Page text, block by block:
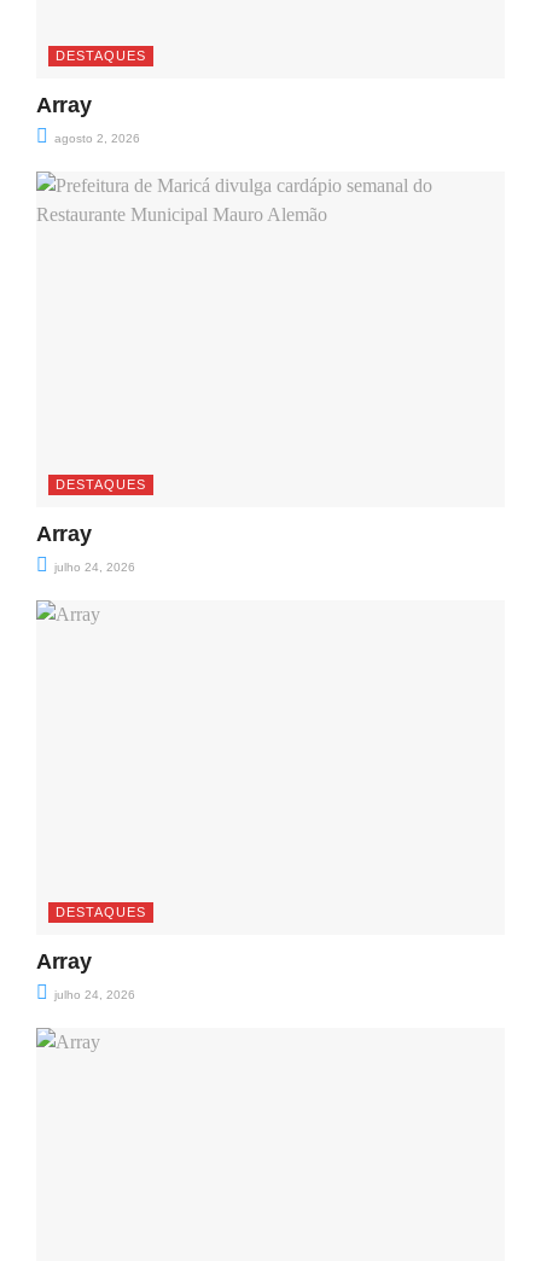
DESTAQUES
Array
agosto 2, 2026
DESTAQUES
Array
julho 24, 2026
DESTAQUES
Array
julho 24, 2026